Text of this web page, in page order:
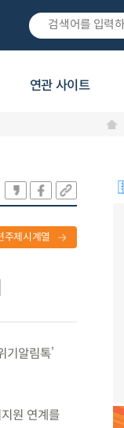
연관 사이트
주제시계열
기알림톡’
원 연계를